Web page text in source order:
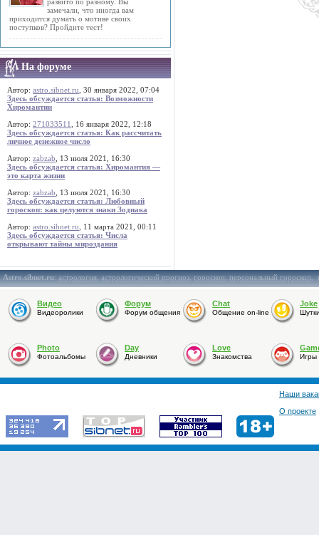
замечали, что иногда вам
приходится думать о мотиве своих
поступков? Пройдите тест!
На форуме
Автор: astro.sibnet.ru , 30 января 2022, 07:04
Здесь обсуждается статья: Возможности
Хиромантии
Автор: 271033511
, 16 января 2022, 12:18
Здесь обсуждается статья: Как рассчитать
личное денежное число
Автор: zabzab , 13 июля 2021, 16:30
Здесь обсуждается статья: Хиромантия —
это карта жизни
Автор: zabzab , 13 июля 2021, 16:30
Здесь обсуждается статья: Любовный
гороскоп: как целуются знаки Зодиака
Автор: astro.sibnet.ru , 11 марта 2021, 00:11
Здесь обсуждается статья: Числа
открывают тайны мироздания
Astro.sibnet.ru:астрология,астрологический прогноз,гороскоп,персональный гороскоп,
Видео
Видеоролики
Форум
Форум общения
Chat
Общение on-line
Joke
Photo
Фотоальбомы
Day
Дневники
Love
Знакомства Игры
Наши
О проекте